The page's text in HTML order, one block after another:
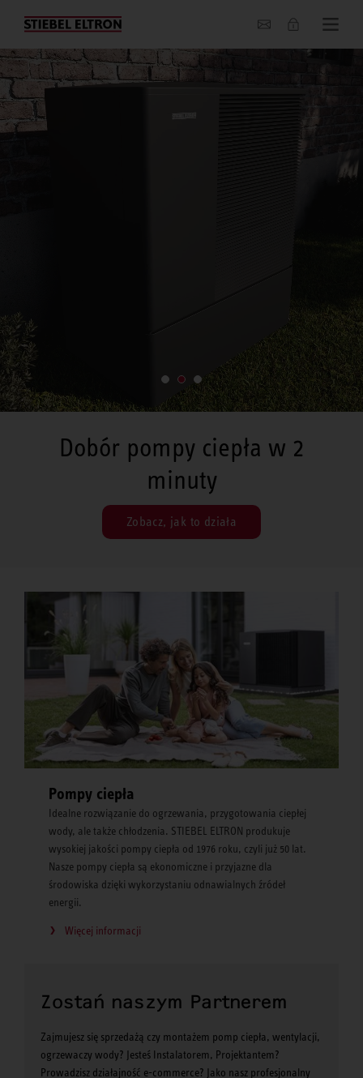
O nas
Decentralny rekuperator VRL-
W 100
Poznaj go
Pompy ciepła
Idealne rozwiązanie do ogrzewania, przygotowania ciepłej
wody, ale także chłodzenia. STIEBEL ELTRON produkuje
wysokiej jakości pompy ciepła od 1976 roku, czyli już 50 lat.
Nasze pompy ciepła są ekonomiczne i przyjazne dla
środowiska dzięki wykorzystaniu odnawialnych źródeł
energii.
Więcej informacji
Zostań naszym Partnerem
Zajmujesz się sprzedażą czy montażem pomp ciepła, wentylacji,
ogrzewaczy wody? Jesteś Instalatorem, Projektantem?
Prowadzisz działajność e-commerce? Jako nasz profesjonalny